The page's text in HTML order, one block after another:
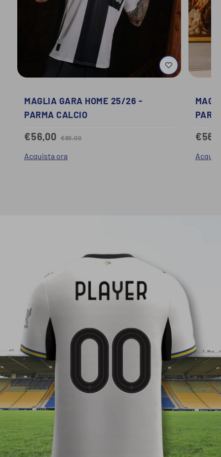
MAGLIA GARA HOME 25/26 -
PARMA CALCIO
€56,00 €80,00
Acquista ora